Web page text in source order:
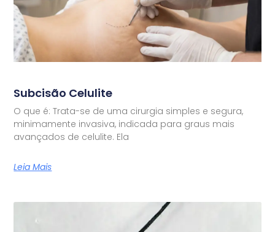
Subcisão Celulite
O que é: Trata-se de uma cirurgia simples e segura,
minimamente invasiva, indicada para graus mais
avançados de celulite. Ela
Leia Mais